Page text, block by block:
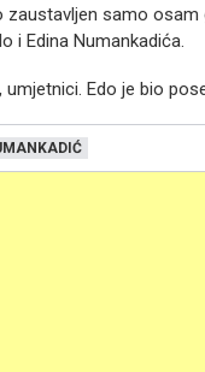
samo
i Edina Numankadića.
umjetnici. Edo je bio